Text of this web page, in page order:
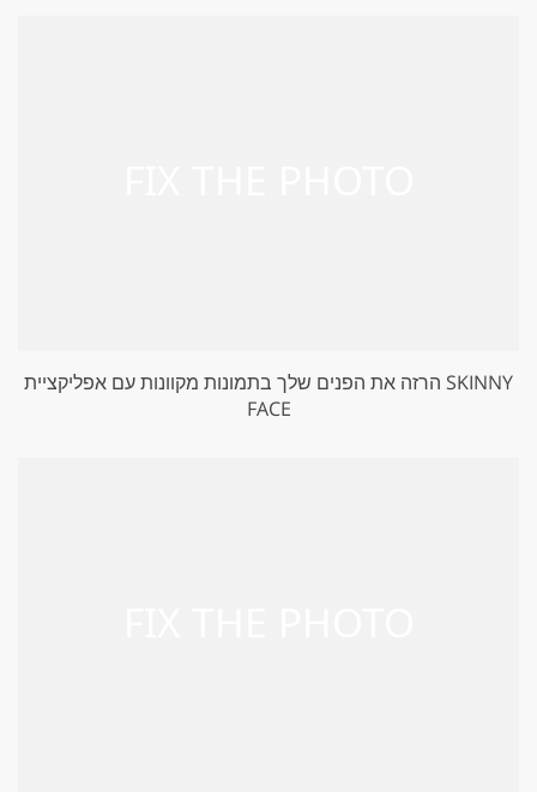
הרזה את הפנים שלך בתמונות מקוונות עם אפליקציית SKINNY
FACE